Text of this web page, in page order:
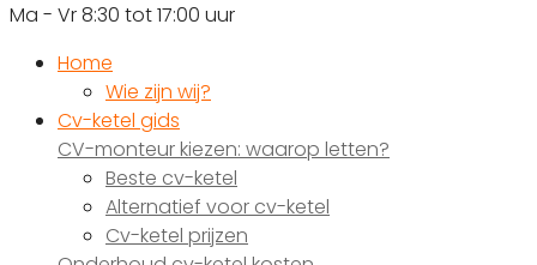
Ma - Vr 8:30 tot 17:00 uur
Home
Wie zijn wij?
Cv-ketel gids
CV-monteur kiezen: waarop letten?
Beste cv-ketel
Alternatief voor cv-ketel
Cv-ketel prijzen